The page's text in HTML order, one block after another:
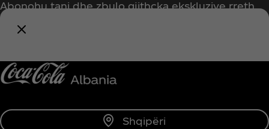
Abonohu tani dhe zbulo gjithcka ekskluzive rreth
Coca‑Cola-s!
Shqipëri